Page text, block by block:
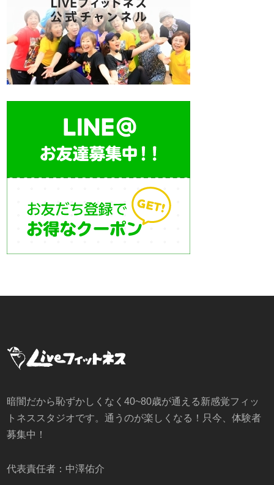
暗闇だから恥ずかしくなく40~80歳が通える新感覚フィッ
トネススタジオです。通うのが楽しくなる！只今、体験者
募集中！
代表責任者：中澤佑介